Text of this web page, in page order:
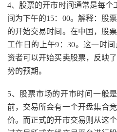
4、股票的开市时间通常是每个
间为下午的15：00。解释：股
的开始交易时间。在中国，股
工作日的上午9：30。这一时
资者可以开始买卖股票，反映
势的预期。
5、股票市场的开市时间一般
前，交易所会有一个开盘集合
价。而正式的开市交易则从这